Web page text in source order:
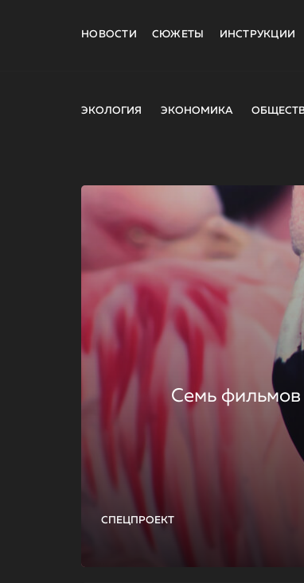
НОВОСТИ СЮЖЕТЫ ИНСТРУКЦИИ
ЭКОЛОГИЯ ЭКОНОМИКА
СПЕЦПРОЕКТ
Семь фильмов